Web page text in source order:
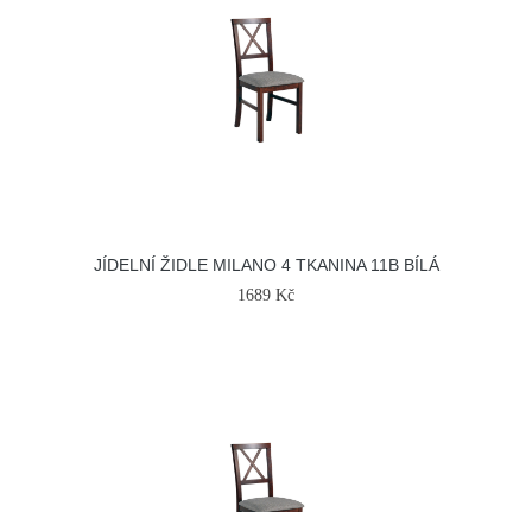
JÍDELNÍ ŽIDLE MILANO 4 TKANINA 11B BÍLÁ
1689 Kč